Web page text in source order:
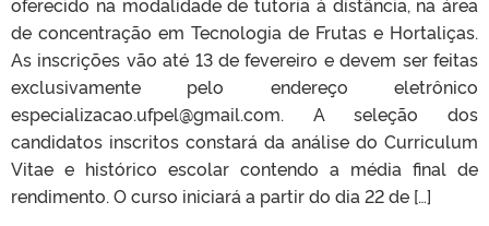
de concentração em Tecnologia de Frutas e Hortaliças.
As inscrições vão até 13 de fevereiro e devem ser feitas
exclusivamente pelo endereço eletrônico
especializacao.ufpel@gmail.com. A seleção dos
candidatos inscritos constará da análise do Curriculum
Vitae e histórico escolar contendo a média final de
rendimento. O curso iniciará a partir do dia 22 de […]